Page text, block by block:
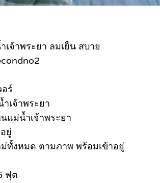
เจ้าพระยา ลมเย็น สบาย
ร์
เจ้าพระยา
แม่น้ำเจ้าพระยา
ยู่
ม่ทั้งหมด ตามภาพ พร้อมเข้าอยู่
ฟุต